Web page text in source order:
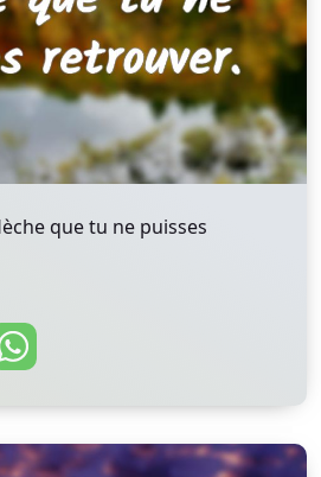
que tu ne puisses